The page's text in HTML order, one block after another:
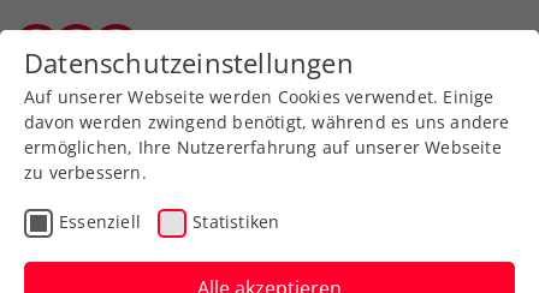
Zurück zur Newsübersicht
Billie Jean King Cup
Billie Jean King Cup:
Datenschutzeinstellungen
Auf unserer Webseite werden Cookies verwendet. Einige
davon werden zwingend benötigt, während es uns andere
ermöglichen, Ihre Nutzererfahrung auf unserer Webseite
zu verbessern.
Essenziell Statistiken